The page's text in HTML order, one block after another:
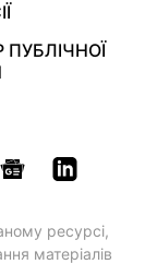
ПУБЛІЧНОЇ
ресурсі,
матеріалів